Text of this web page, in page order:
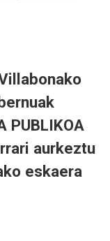
PUBLIKOA
aurkeztu
eskaera